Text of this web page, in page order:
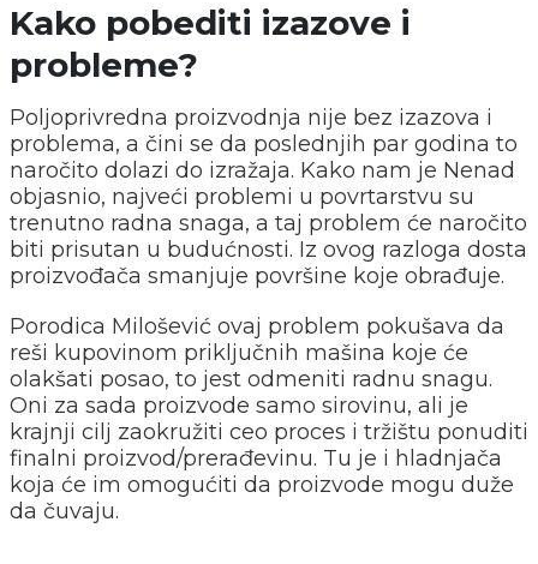
Kako pobediti izazove i
probleme?
Poljoprivredna proizvodnja nije bez izazova i
problema, a čini se da poslednjih par godina to
naročito dolazi do izražaja. Kako nam je Nenad
objasnio, najveći problemi u povrtarstvu su
trenutno radna snaga, a taj problem će naročito
biti prisutan u budućnosti. Iz ovog razloga dosta
proizvođača smanjuje površine koje obrađuje.
Porodica Milošević ovaj problem pokušava da
reši kupovinom priključnih mašina koje će
olakšati posao, to jest odmeniti radnu snagu.
Oni za sada proizvode samo sirovinu, ali je
krajnji cilj zaokružiti ceo proces i tržištu ponuditi
finalni proizvod/prerađevinu. Tu je i hladnjača
koja će im omogućiti da proizvode mogu duže
da čuvaju.